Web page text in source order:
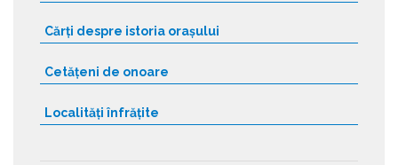
Cărți despre istoria orașului
Cetățeni de onoare
Localități înfrățite